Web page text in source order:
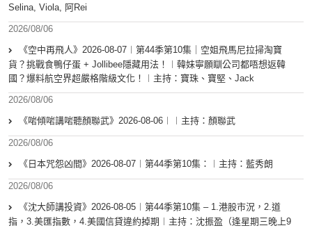
Selina, Viola, 阿Rei
2026/08/06
《空中再飛人》2026-08-07︱第44季第10集｜空姐飛馬尼拉掃淘寶
貨？挑戰食鴨仔蛋 + Jollibee隱藏用法！︱韓妹寧願瞓公司都唔想返韓
國？爆料航空界超嚴格階級文化！︱主持：寶珠、寶堅、Jack
2026/08/06
《啱傾啱講啱聽顏聯武》2026-08-06︱︱主持：顏聯武
2026/08/06
《日本咒怨凶間》2026-08-07︱第44季第10集：︱主持：藍秀朗
2026/08/06
《沈大師講投資》2026-08-05︱第44季第10集 – 1.港股市況，2.道
指，3.美匯指數，4.美國信貸違約掉期︱主持：沈振盈（逢星期三晚上9